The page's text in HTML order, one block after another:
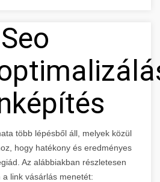
Seo
több lépésből áll, melyek közül
hogy hatékony és eredményes
Az alábbiakban részletesen
a link vásárlás menetét: